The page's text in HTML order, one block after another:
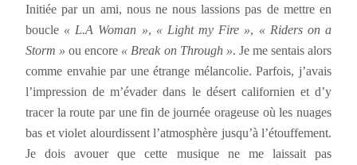
Initiée par un ami, nous ne nous lassions pas de mettre en
boucle « L.A Woman », « Light my Fire », « Riders on a
Storm »ou encore « Break on Through ». Je me sentais alors
comme envahie par une étrange mélancolie. Parfois, j’avais
l’impression de m’évader dans le désert californien et d’y
tracer la route par une fin de journée orageuse où les nuages
bas et violet alourdissent l’atmosphère jusqu’à l’étouffement.
Je dois avouer que cette musique ne me laissait pas